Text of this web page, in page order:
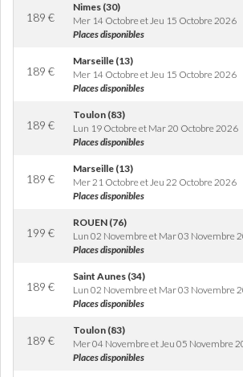
189 €
Nimes (30)
Mer 14 Octobre et Jeu 15 Octobre 2026
Places disponibles
189 €
Marseille (13)
Mer 14 Octobre et Jeu 15 Octobre 2026
Places disponibles
189 €
Toulon (83)
Lun 19 Octobre et Mar 20 Octobre 2026
Places disponibles
189 €
Marseille (13)
Mer 21 Octobre et Jeu 22 Octobre 2026
Places disponibles
199 €
ROUEN (76)
Lun 02 Novembre et Mar 03 Novembre
Places disponibles
189 €
Saint Aunes (34)
Lun 02 Novembre et Mar 03 Novembre
Places disponibles
189 €
Toulon (83)
Mer 04 Novembre et Jeu 05 Novembre
Places disponibles